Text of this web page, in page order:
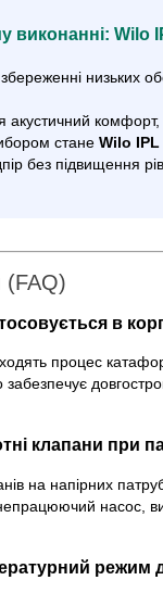
Wilo
низьких
акустичний
стане Wilo IPL
без підвищення
(FAQ)
в
процес
клапани при
на напірних
насос,
режим